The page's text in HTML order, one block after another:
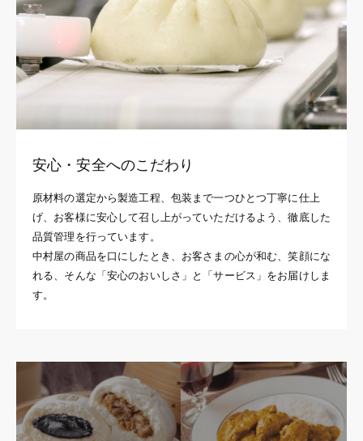
安心・安全へのこだわり
原材料の選定から製造工程、包装まで一つひとつ丁寧に仕上
げ、お客様に安心して召し上がっていただけるよう、徹底した
品質管理を行っています。
中村屋の商品を口にしたとき、お客さまの心が和む、笑顔にな
れる、そんな「安心のおいしさ」と「サービス」をお届けしま
す。